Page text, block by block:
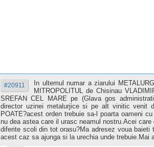
#20911
In ultemul numar a ziarului
MITROPOLITUL de Chisinau
SREFAN CEL MARE pe (Glava gos
director uzinei metalurjice si pe alt vinitic venit
POATE?acest orden trebuie sa-l poarta oameni
nu dea astea care il urasc neamul nostru.Acei
diferite scoli din tot orasu?Ma adresez voua
acest caz sa ajunga si la urechia unde trebuie.Mai